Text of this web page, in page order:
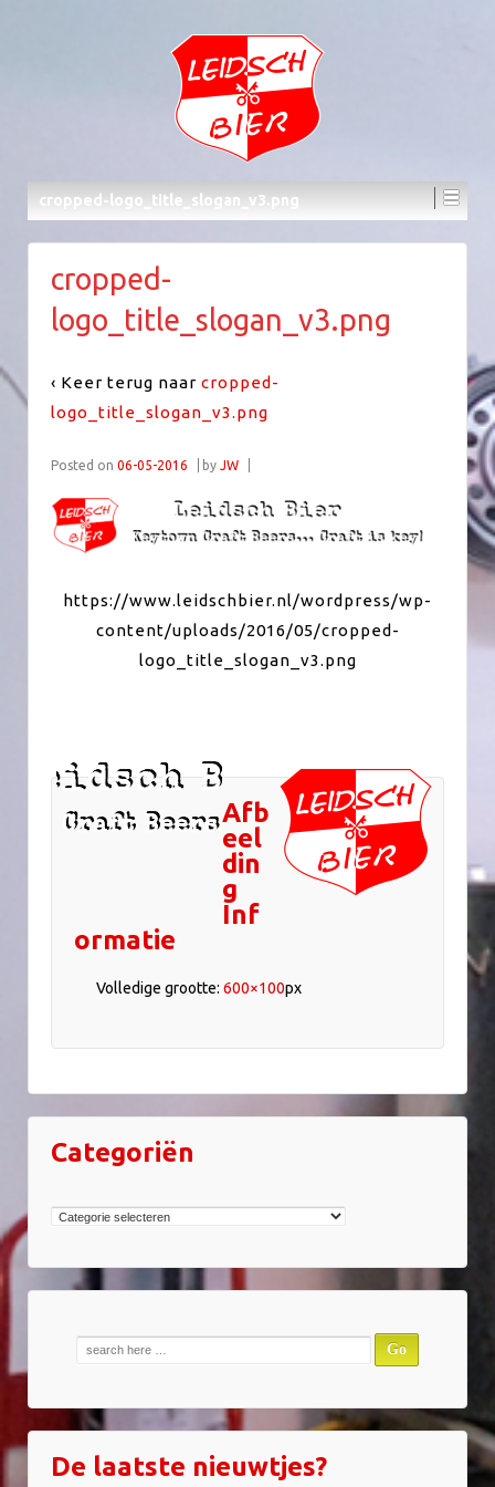
cropped-logo_title_slogan_v3.png
cropped-
logo_title_slogan_v3.png
‹ Keer terug naar cropped-
logo_title_slogan_v3.png
Posted on 06-05-2016 by JW
https://www.leidschbier.nl/wordpress/wp-
content/uploads/2016/05/cropped-
logo_title_slogan_v3.png
Afb
eel
din
g
Inf
ormatie
Volledige grootte: 600×100px
Categoriën
Zoek
naar:
De laatste nieuwtjes?